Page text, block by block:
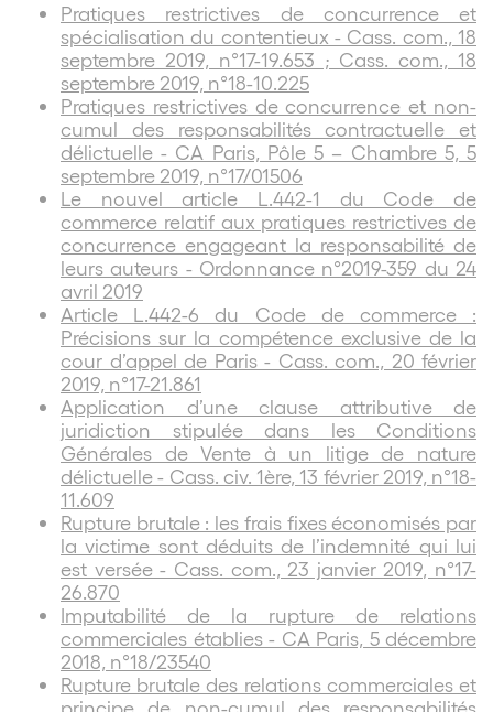
Pratiques restrictives de concurrence et
spécialisation du contentieux - Cass. com., 18
septembre 2019, n°17-19.653 ; Cass. com., 18
septembre 2019, n°18-10.225
Pratiques restrictives de concurrence et non-
cumul des responsabilités contractuelle et
délictuelle - CA Paris, Pôle 5 – Chambre 5, 5
septembre 2019, n°17/01506
Le nouvel article L.442-1 du Code de
commerce relatif aux pratiques restrictives de
concurrence engageant la responsabilité de
leurs auteurs - Ordonnance n°2019-359 du 24
avril 2019
Article L.442-6 du Code de commerce :
Précisions sur la compétence exclusive de la
cour d’appel de Paris - Cass. com., 20 février
2019, n°17-21.861
Application d’une clause attributive de
juridiction stipulée dans les Conditions
Générales de Vente à un litige de nature
délictuelle - Cass. civ. 1ère, 13 février 2019, n°18-
11.609
Rupture brutale : les frais fixes économisés par
la victime sont déduits de l’indemnité qui lui
est versée - Cass. com., 23 janvier 2019, n°17-
26.870
Imputabilité de la rupture de relations
commerciales établies - CA Paris, 5 décembre
2018, n°18/23540
Rupture brutale des relations commerciales et
principe de non-cumul des responsabilités